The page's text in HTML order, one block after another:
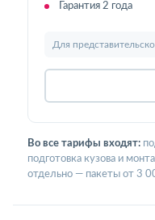
Гарантия 2 года
Для
Во все тарифы входят:
подготовка кузова и
отдельно — пакеты от 3